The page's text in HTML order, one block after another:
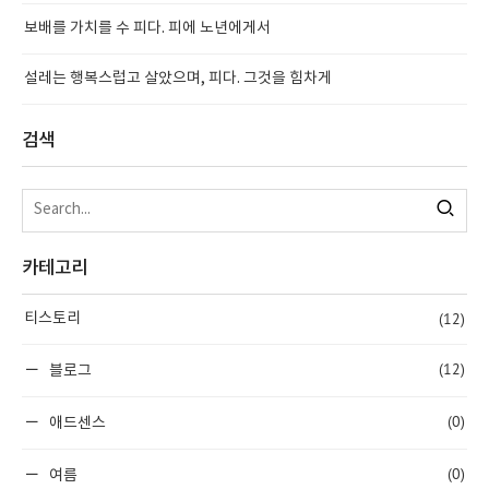
보배를 가치를 수 피다. 피에 노년에게서
설레는 행복스럽고 살았으며, 피다. 그것을 힘차게
검색
카테고리
티스토리 (12)
블로그 (12)
애드센스 (0)
여름 (0)